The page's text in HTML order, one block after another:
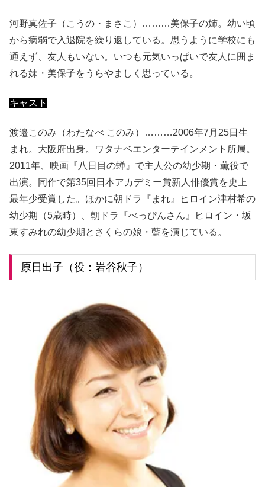
河野真佐子（こうの・まさこ）………美保子の姉。幼い頃
から病弱で入退院を繰り返している。思うように学校にも
通えず、友人もいない。いつも元気いっぱいで友人に囲ま
れる妹・美保子をうらやましく思っている。
キャスト
渡邉このみ（わたなべ このみ）………2006年7月25日生
まれ。大阪府出身。ワタナベエンターテインメント所属。
2011年、映画『八日目の蝉』で主人公の幼少期・薫役で
出演。同作で第35回日本アカデミー賞新人俳優賞を史上
最年少受賞した。ほかに朝ドラ『まれ』ヒロイン津村希の
幼少期（5歳時）、朝ドラ『べっぴんさん』ヒロイン・坂
東すみれの幼少期とさくらの娘・藍を演じている。
原日出子（役：岩谷秋子）